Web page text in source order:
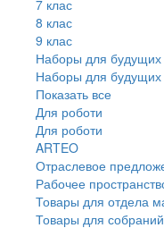
7 клас
8 клас
9 клас
Наборы для будущих
Наборы для будущих
Показать все
Для роботи
Для роботи
ARTEO
Отраслевое
Рабочее
Товары для отдела
Товары для собраний